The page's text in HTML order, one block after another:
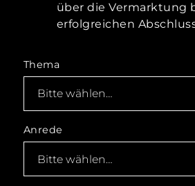
über die Vermarktung
erfolgreichen
Thema
Anrede